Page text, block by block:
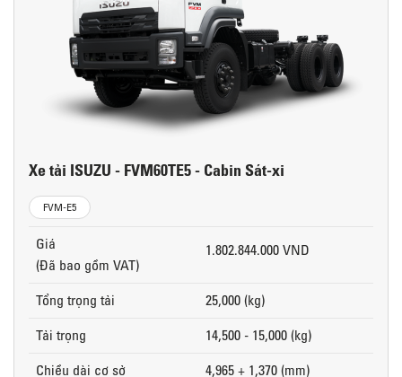
Xe tải ISUZU - FVM60TE5 - Cabin Sát-xi
FVM-E5
Giá
(Đã bao gồm VAT)
1.802.844.000 VND
Tổng trọng tải
25,000 (kg)
Tải trọng
14,500 - 15,000 (kg)
Chiều dài cơ sở
4,965 + 1,370 (mm)